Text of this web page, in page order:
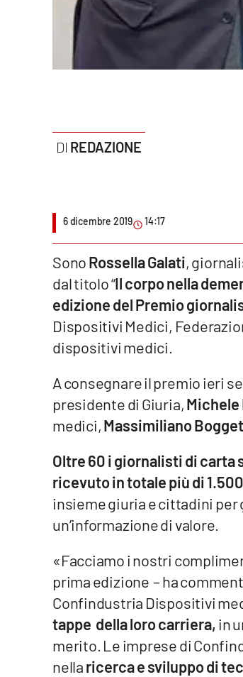
Parchi Marini Calabria
Imprese Di Calabria
Venti di comunicazione
Streaming
LaC Network
Reggio Calabria
REDAZIONE
6 dicembre 2019 14:17
SonoRossella Galati,
dal titolo “Il corpo nella
edizione del Premio
Dispositivi Medici,
dispositivi medici.
A consegnare il premio ieri
presidente di Giuria,Michele
medici,Massimiliano
Oltre 60 i giornalisti di carta
ricevuto in totale più di
insieme giuria e cittadini per
un’informazione di valore.
«Facciamo i nostri
prima edizione – ha
Confindustria Dispositivi
tappe della loro carriera,in
merito. Le imprese di
nellaricerca e sviluppo di